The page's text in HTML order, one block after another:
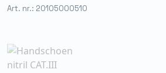
Art. nr.: 20105000510